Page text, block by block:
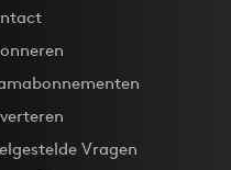
Vragen